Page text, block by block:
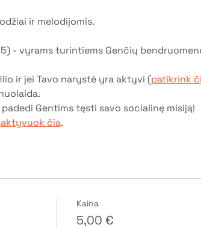
ir melodijomis.
- vyrams turintiems Genčių
ir jei Tavo narystė yra aktyvi (patikrink
Gentims tęsti savo socialinę misiją!
aktyvuok čia.
Kaina
5,00 €